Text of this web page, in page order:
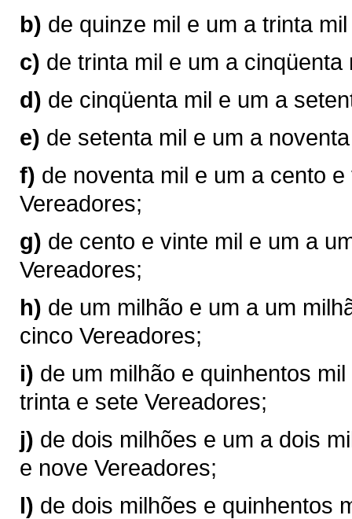
b) de quinze mil e um a trinta
c) de trinta mil e um a
d) de cinqüenta mil e um a
e) de setenta mil e um a
f) de noventa mil e um a cento
Vereadores;
g) de cento e vinte mil e um a
Vereadores;
h) de um milhão e um a um
cinco Vereadores;
i) de um milhão e quinhentos
trinta e sete Vereadores;
j) de dois milhões e um a dois
e nove Vereadores;
l) de dois milhões e quinhentos